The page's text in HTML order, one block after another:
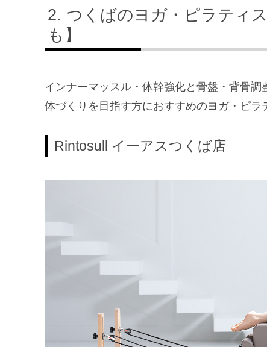
つくばのヨガ・ピラティ
も】
インナーマッスル・体幹強化と骨盤・背骨
体づくりを目指す方におすすめのヨガ・ピラ
Rintosull イーアスつくば店